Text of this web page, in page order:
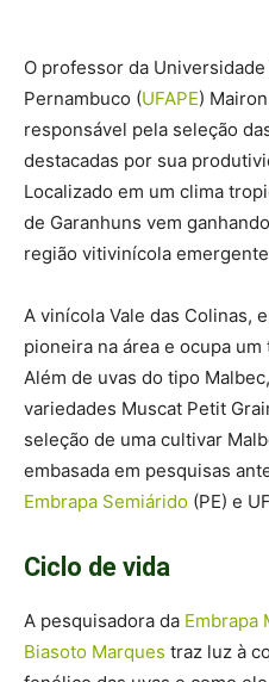
O professor da
Pernambuco (UFAPE)
responsável pela seleção
destacadas por sua
Localizado em um clima
de Garanhuns vem
região vitivinícola
A vinícola Vale das Colinas,
pioneira na área e ocupa
Além de uvas do tipo
variedades Muscat Petit
seleção de uma cultivar
embasada em pesquisas
Embrapa Semiárido (PE) e
Ciclo de vida
A pesquisadora da Embrapa
Biasoto Marques traz luz à